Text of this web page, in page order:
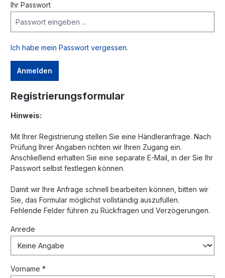
Ihr Passwort
Ich habe mein Passwort vergessen.
Anmelden
Registrierungsformular
Hinweis:
Mit Ihrer Registrierung stellen Sie eine Händleranfrage. Nach
Prüfung Ihrer Angaben richten wir Ihren Zugang ein.
Anschließend erhalten Sie eine separate E-Mail, in der Sie Ihr
Passwort selbst festlegen können.
Damit wir Ihre Anfrage schnell bearbeiten können, bitten wir
Sie, das Formular möglichst vollständig auszufüllen.
Fehlende Felder führen zu Rückfragen und Verzögerungen.
Anrede
Vorname *